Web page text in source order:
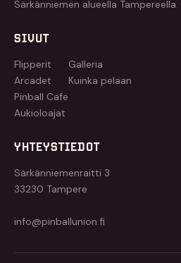
Särkänniemen alueella Tampereella.
SIVUT
Flipperit
Arcadet
Pinball Cafe
Aukioloajat
Galleria
Kuinka pelaan
YHTEYSTIEDOT
Särkänniemenraitti 3
33230 Tampere
info@pinballunion.fi